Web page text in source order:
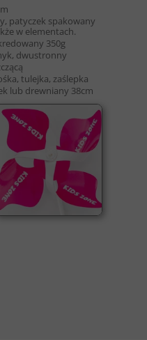
patyczek spakowany
w elementach.
350g
dwustronny
tulejka, zaślepka
lub drewniany 38cm